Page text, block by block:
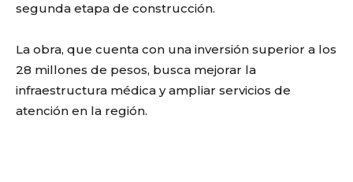
segunda etapa de construcción.
La obra, que cuenta con una inversión superior a los
28 millones de pesos, busca mejorar la
infraestructura médica y ampliar servicios de
atención en la región.